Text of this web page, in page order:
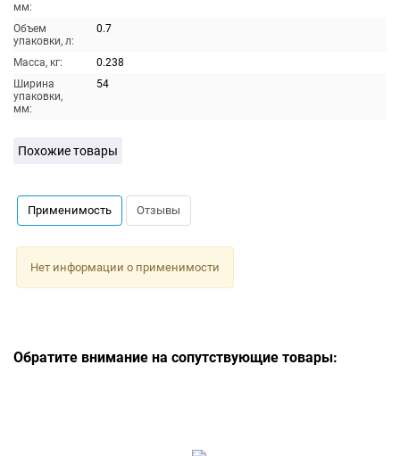
мм:
Объем
упаковки, л:
0.7
Масса, кг:
0.238
Ширина
упаковки,
мм:
54
Похожие товары
Применимость Отзывы
Нет информации о применимости
Обратите внимание на сопутствующие товары: